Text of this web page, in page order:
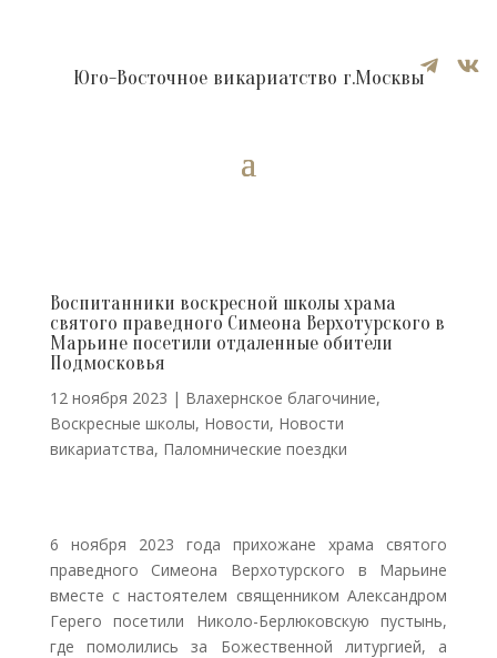
 
Юго-Восточное викариатство г.Москвы
Воспитанники воскресной школы храма
святого праведного Симеона Верхотурского в
Марьине посетили отдаленные обители
Подмосковья
12 ноября 2023 | Влахернское благочиние,
Воскресные школы, Новости, Новости
викариатства, Паломнические поездки
6 ноября 2023 года прихожане храма святого
праведного Симеона Верхотурского в Марьине
вместе с настоятелем священником Александром
Герего посетили Николо-Берлюковскую пустынь,
где помолились за Божественной литургией, а